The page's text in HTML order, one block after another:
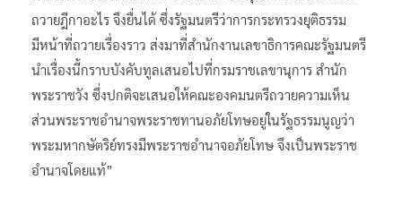
ถวายฎีกาอะไร จึงยื่นได้ ซึ่งรัฐมนตรีว่าการกระทรวงยุติธรรม
มีหน้าที่ถวายเรื่องราว ส่งมาที่สำนักงานเลขาธิการคณะรัฐมนตรี
นำเรื่องนี้กราบบังคับทูลเสนอไปที่กรมราชเลขานุการ สำนัก
พระราชวัง ซึ่งปกติจะเสนอให้คณะองคมนตรีถวายความเห็น
ส่วนพระราชอำนาจพระราชทานอภัยโทษอยู่ในรัฐธรรมนูญว่า
พระมหากษัตริย์ทรงมีพระราชอำนาจอภัยโทษ จึงเป็นพระราช
อำนาจโดยแท้”